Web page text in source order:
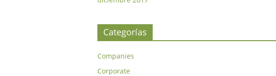
Categorías
Companies
Corporate